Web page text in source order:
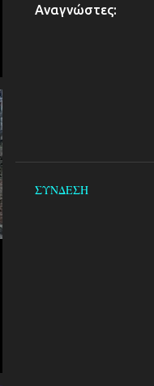
Αναγνώστες:
ΣΥΝΔΕΣΗ